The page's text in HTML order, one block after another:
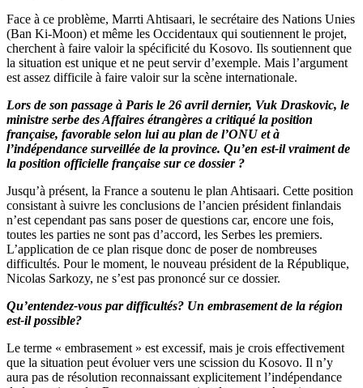
Face à ce problème, Marrti Ahtisaari, le secrétaire des Nations Unies
(Ban Ki-Moon) et même les Occidentaux qui soutiennent le projet,
cherchent à faire valoir la spécificité du Kosovo. Ils soutiennent que
la situation est unique et ne peut servir d’exemple. Mais l’argument
est assez difficile à faire valoir sur la scène internationale.
Lors de son passage à Paris le 26 avril dernier, Vuk Draskovic, le
ministre serbe des Affaires étrangères a critiqué la position
française, favorable selon lui au plan de l’ONU et à
l’indépendance surveillée de la province. Qu’en est-il vraiment de
la position officielle française sur ce dossier ?
Jusqu’à présent, la France a soutenu le plan Ahtisaari. Cette position
consistant à suivre les conclusions de l’ancien président finlandais
n’est cependant pas sans poser de questions car, encore une fois,
toutes les parties ne sont pas d’accord, les Serbes les premiers.
L’application de ce plan risque donc de poser de nombreuses
difficultés. Pour le moment, le nouveau président de la République,
Nicolas Sarkozy, ne s’est pas prononcé sur ce dossier.
Qu’entendez-vous par difficultés? Un embrasement de la région
est-il possible?
Le terme « embrasement » est excessif, mais je crois effectivement
que la situation peut évoluer vers une scission du Kosovo. Il n’y
aura pas de résolution reconnaissant explicitement l’indépendance